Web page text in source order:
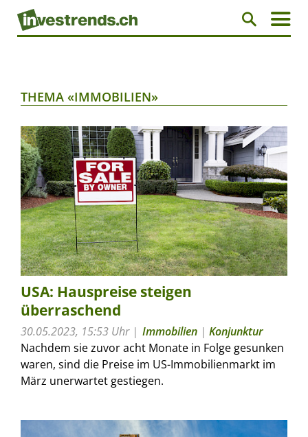
THEMA «IMMOBILIEN»
USA: Hauspreise steigen
überraschend
30.05.2023, 15:53 Uhr Immobilien | Konjunktur
Nachdem sie zuvor acht Monate in Folge gesunken
waren, sind die Preise im US-Immobilienmarkt im
März unerwartet gestiegen.